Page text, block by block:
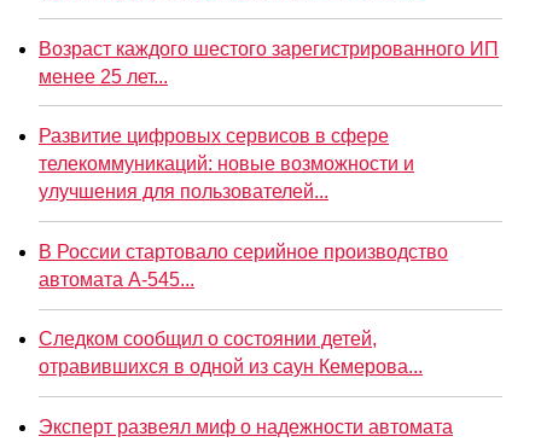
Возраст каждого шестого зарегистрированного ИП
менее 25 лет...
Развитие цифровых сервисов в сфере
телекоммуникаций: новые возможности и
улучшения для пользователей...
В России стартовало серийное производство
автомата А-545...
Следком сообщил о состоянии детей,
отравившихся в одной из саун Кемерова...
Эксперт развеял миф о надежности автомата